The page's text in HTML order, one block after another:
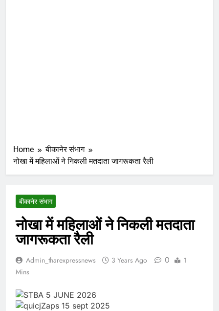
Home
बीकानेर संभाग
नोखा में महिलाओं ने निकली मतदाता जागरूकता रैली
बीकानेर संभाग
नोखा में महिलाओं ने निकली मतदाता
जागरूकता रैली
Admin_tharexpressnews 3 Years Ago 0
1
Mins